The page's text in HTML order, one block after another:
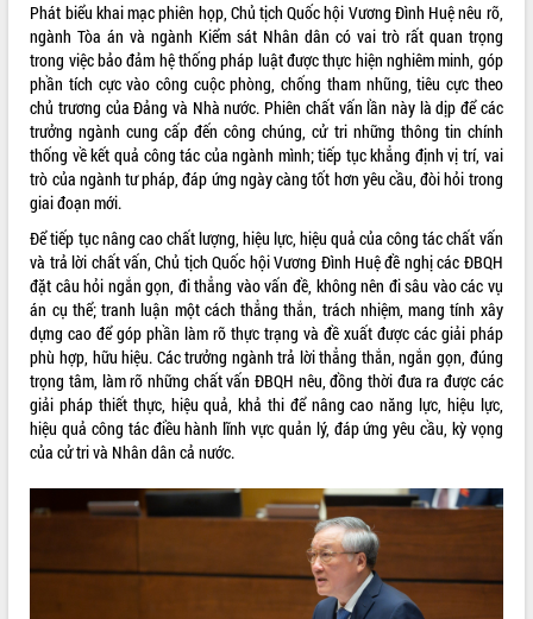
VIDEO
Loading the player...
Khám bệnh, cấp phát thuốc miễn phí
và tặng quà người dân xã Cư Pui
Hội nghị UBND tỉnh Đắk Lắk thường kỳ
tháng 7/2026
Lễ truy tặng danh hiệu “Bà Mẹ Việt
Nam Anh hùng” và trao Huân chương
Lao động
UBND tỉnh Đắk Lắk triển khai nhiệm
vụ 6 tháng cuối năm 2026
Kỳ họp thứ Hai, Hội đồng nhân dân
quan trọng
Bí thư Tỉnh ủy Lương Nguyễn Minh
cách mạng
ALBUM ẢNH
Phát biểu khai mạc phiên họp, Chủ tịch Quốc hội Vương Đình Huệ nêu rõ,
ngành Tòa án và ngành Kiểm sát Nhân dân có vai trò rất quan trọng
trong việc bảo đảm hệ thống pháp luật được thực hiện nghiêm minh, góp
phần tích cực vào công cuộc phòng, chống tham nhũng, tiêu cực theo
chủ trương của Đảng và Nhà nước. Phiên chất vấn lần này là dịp để các
trưởng ngành cung cấp đến công chúng, cử tri những thông tin chính
thống về kết quả công tác của ngành mình; tiếp tục khẳng định vị trí, vai
trò của ngành tư pháp, đáp ứng ngày càng tốt hơn yêu cầu, đòi hỏi trong
giai đoạn mới.
Để tiếp tục nâng cao chất lượng, hiệu lực, hiệu quả của công tác chất vấn
và trả lời chất vấn, Chủ tịch Quốc hội Vương Đình Huệ đề nghị các ĐBQH
đặt câu hỏi ngắn gọn, đi thẳng vào vấn đề, không nên đi sâu vào các vụ
án cụ thể; tranh luận một cách thẳng thắn, trách nhiệm, mang tính xây
dựng cao để góp phần làm rõ thực trạng và đề xuất được các giải pháp
phù hợp, hữu hiệu. Các trưởng ngành trả lời thẳng thắn, ngắn gọn, đúng
trọng tâm, làm rõ những chất vấn ĐBQH nêu, đồng thời đưa ra được các
giải pháp thiết thực, hiệu quả, khả thi để nâng cao năng lực, hiệu lực,
hiệu quả công tác điều hành lĩnh vực quản lý, đáp ứng yêu cầu, kỳ vọng
của cử tri và Nhân dân cả nước.